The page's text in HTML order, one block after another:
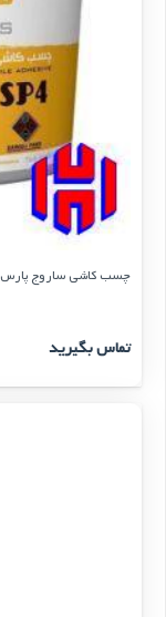
چسب کاشی ساروج پارس SP4 دبه 12/5کیلویی
تماس بگیرید